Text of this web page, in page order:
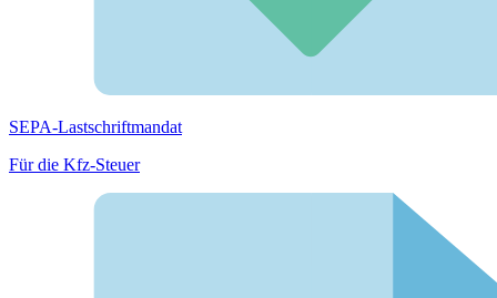
SEPA-Lastschriftmandat
Für die Kfz-Steuer